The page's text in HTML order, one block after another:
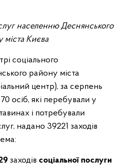
населенню Деснянського
міста Києва
соціального
району міста
центр), за серпень
осіб, які перебували у
і потребували
надано 39221 заходів
заходів соціальної послуги